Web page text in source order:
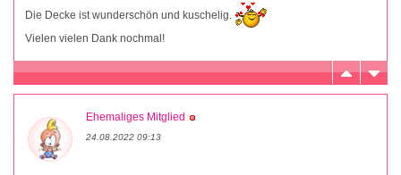
Die Decke ist wunderschön und kuschelig.
Vielen vielen Dank nochmal!
Ehemaliges Mitglied
24.08.2022 09:13